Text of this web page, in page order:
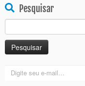
Pesquisar
por:
Digite